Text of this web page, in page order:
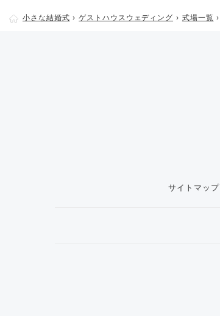
小さな結婚式 ゲストハウスウェディング 式場一覧
サイトマップ